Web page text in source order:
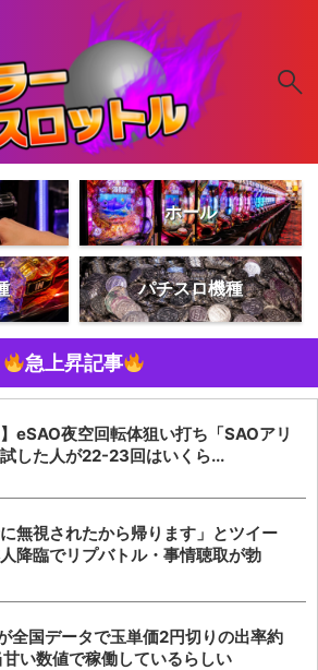
ホール
パチスロ機種
急上昇記事
】eSAO夜空回転体狙い打ち「SAOアリ
した人が22-23回はいくら...
に無視されたから帰ります」とツイー
降臨でリプバトル・事情聴取が勃
全国データで玉単価2円切りの出率約
い数値で稼働しているらしい